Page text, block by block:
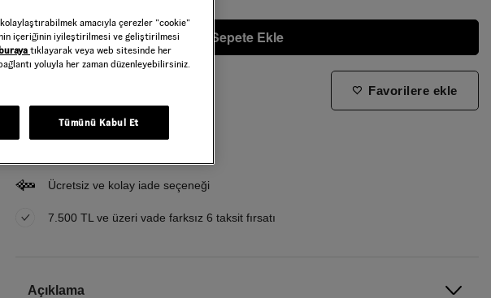
Sepete Ekle
Bu ürünle ilgileniyorum ve ne zaman tekrar stoklara gireceğini bilmek istiyorum
Favorilere ekle
Ücretsiz ve kolay iade seçeneği
7.500 TL ve üzeri vade farksız 6 taksit fırsatı
Açıklama
amacıyla çerezler ”cookie”
içeriğinin iyileştirilmesi ve geliştirilmesi
buraya tıklayarak veya web sitesinde her
yoluyla her zaman düzenleyebilirsiniz.
Tümünü Kabul Et